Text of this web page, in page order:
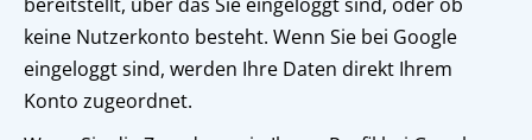
keine Nutzerkonto besteht. Wenn Sie bei Google
eingeloggt sind, werden Ihre Daten direkt Ihrem
Konto zugeordnet.